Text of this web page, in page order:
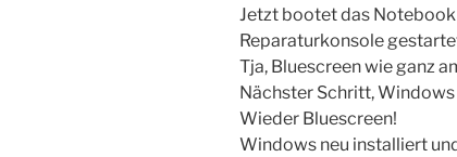
Jetzt bootet das Notebook
Reparaturkonsole
Tja, Bluescreen wie ganz
Nächster Schritt,
Wieder Bluescreen!
Windows neu installiert